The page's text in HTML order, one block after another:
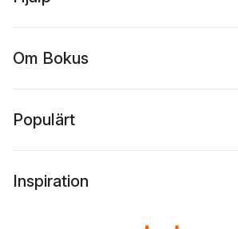
Om Bokus
Populärt
Inspiration